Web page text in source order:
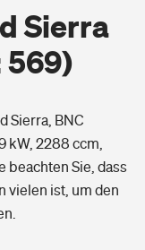
Sierra
569)
Sierra, BNC
kW, 2288 ccm,
beachten Sie, dass
vielen ist, um den